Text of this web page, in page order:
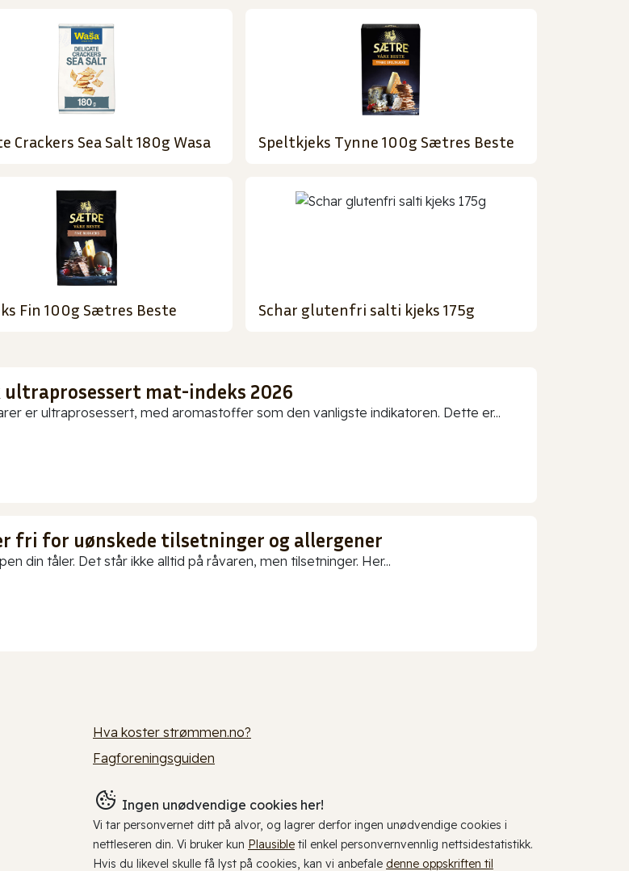
Crackers Sea Salt 180g Wasa Speltkjeks Tynne 100g Sætres Beste
Fin 100g Sætres Beste Schar glutenfri salti kjeks 175g
ultraprosessert mat-indeks 2026
er ultraprosessert, med aromastoffer som den vanligste indikatoren. Dette er...
fri for uønskede tilsetninger og allergener
din tåler. Det står ikke alltid på råvaren, men tilsetninger. Her...
Hva koster strømmen.no?
Fagforeningsguiden
Ingen unødvendige cookies her!
Vi tar personvernet ditt på alvor, og lagrer derfor ingen unødvendige cookies i
nettleseren din. Vi bruker kun Plausible til enkel personvernvennlig nettsidestatistikk.
Hvis du likevel skulle få lyst på cookies, kan vi anbefale denne oppskriften til